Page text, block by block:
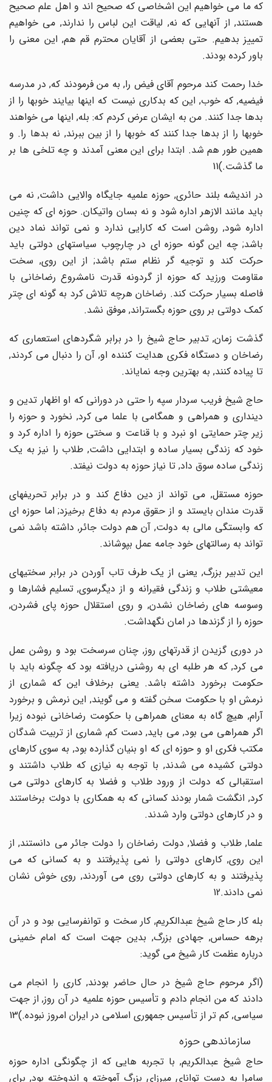
که ما می خواهیم این اشخاصی که صحیح اند و اهل علم صحیح
هستند, از آنهایی که نه, لیاقت این لباس را ندارند, می خواهیم
تمییز بدهیم. حتی بعضی از آقایان محترم قم هم, این معنی را
باور کرده بودند.
خدا رحمت کند مرحوم آقای فیض را, به من فرمودند که, در مدرسه
فیضیه, که خوب, این که بدکاری نیست که اینها بیایند خوبها را از
بدها جدا کنند. من به ایشان عرض کردم که: بله, اینها می خواهند
خوبها را از بدها جدا کنند که خوبها را از بین ببرند, نه بدها را. و
همین طور هم شد. ابتدا برای این معنی آمدند و چه تلخی ها بر
ما گذشت.)11
در اندیشه بلند حائری, حوزه علمیه جایگاه والایی داشت, نه می
باید مانند الازهر اداره شود و نه بسان واتیکان. حوزه ای که چنین
اداره شود, روشن است که کارایی ندارد و نمی تواند نماد دین
باشد; چه این گونه حوزه ای در چارچوب سیاستهای دولتی باید
حرکت کند و توجیه گر نظام ستم باشد; از این روی, سخت
مقاومت ورزید که حوزه از گردونه قدرت نامشروع رضاخانی با
فاصله بسیار حرکت کند. رضاخان هرچه تلاش کرد به گونه ای چتر
کمک دولتی بر روی حوزه بگستراند, موفق نشد.
گذشت زمان, تدبیر حاج شیخ را در برابر شگردهای استعماری که
رضاخان و دستگاه فکری هدایت کننده او, آن را دنبال می کردند,
تا پیاده کنند, به بهترین وجه نمایاند.
حاج شیخ فریب سردار سپه را حتی در دورانی که او اظهار تدین و
دینداری و همراهی و همگامی با علما می کرد, نخورد و حوزه را
زیر چتر حمایتی او نبرد و با قناعت و سختی حوزه را اداره کرد و
خود که زندگی بسیار ساده و ابتدایی داشت, طلاب را نیز به یک
زندگی ساده سوق داد, تا نیاز حوزه به دولت نیفتد.
حوزه مستقل, می تواند از دین دفاع کند و در برابر تحریفهای
قدرت مندان بایستد و از حقوق مردم به دفاع برخیزد; اما حوزه ای
که وابستگی مالی به دولت, آن هم دولت جائر, داشته باشد نمی
تواند به رسالتهای خود جامه عمل بپوشاند.
این تدبیر بزرگ, یعنی از یک طرف تاب آوردن در برابر سختیهای
معیشتی طلاب و زندگی فقیرانه و از دیگرسوی, تسلیم فشارها و
وسوسه های رضاخان نشدن, و روی استقلال حوزه پای فشردن,
حوزه را از گزندها در امان نگهداشت.
در دوری گزیدن از قدرتهای روز, چنان سرسخت بود و روشن عمل
می کرد, که هر طلبه ای به روشنی دریافته بود که چگونه باید با
حکومت برخورد داشته باشد. یعنی برخلاف این که شماری از
نرمش او با حکومت سخن گفته و می گویند, این نرمش و برخورد
آرام, هیچ گاه به معنای همراهی با حکومت رضاخانی نبوده زیرا
اگر همراهی می بود, می باید, دست کم, شماری از تربیت شدگان
مکتب فکری او و حوزه ای که او بنیان گذارده بود, به سوی کارهای
دولتی کشیده می شدند, با توجه به نیازی که طلاب داشتند و
استقبالی که دولت از ورود طلاب و فضلا به کارهای دولتی می
کرد, انگشت شمار بودند کسانی که به همکاری با دولت برخاستند
و در کارهای دولتی وارد شدند.
علما, طلاب و فضلا, دولت رضاخان را دولت جائر می دانستند, از
این روی, کارهای دولتی را نمی پذیرفتند و به کسانی که می
پذیرفتند و به کارهای دولتی روی می آوردند, روی خوش نشان
نمی دادند.12
بله کار حاج شیخ عبدالکریم, کار سخت و توانفرسایی بود و در آن
برهه حساس, جهادی بزرگ, بدین جهت است که امام خمینی
درباره عظمت کار شیخ می گوید:
(اگر مرحوم حاج شیخ در حال حاضر بودند, کاری را انجام می
دادند که من انجام دادم و تأسیس حوزه علمیه در آن روز, از جهت
سیاسی, کم تر از تأسیس جمهوری اسلامی در ایران امروز نبوده.)13
سازماندهی حوزه
حاج شیخ عبدالکریم, با تجربه هایی که از چگونگی اداره حوزه
سامرا به دست توانای میرزای بزرگ آموخته و اندوخته بود, برای